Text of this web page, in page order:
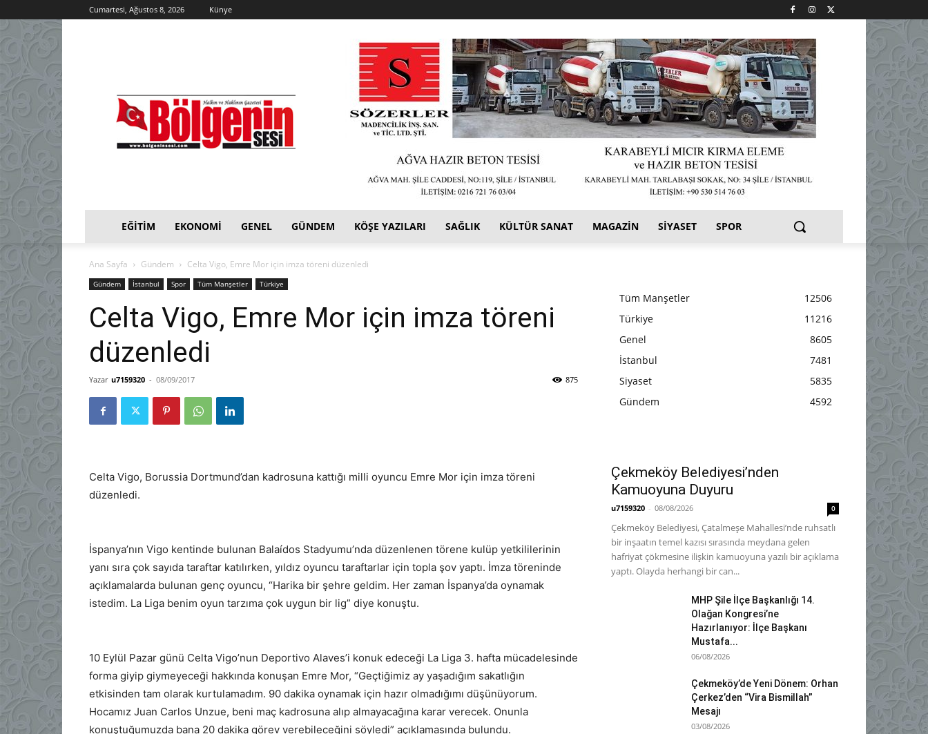
Cumartesi, Ağustos 8, 2026 Künye
EĞITIM EKONOMI GENEL GÜNDEM KÖŞE YAZILARI SAĞLIK KÜLTÜR SANAT MAGAZIN SIYASET SPOR
Ana Sayfa Gündem Celta Vigo, Emre Mor için imza töreni düzenledi
Gündem İstanbul Spor Tüm Manşetler Türkiye
Celta Vigo, Emre Mor için imza töreni
düzenledi
Yazar u7159320 - 08/09/2017 875
Celta Vigo, Borussia Dortmund’dan kadrosuna kattığı milli oyuncu Emre Mor için imza töreni
düzenledi.
İspanya’nın Vigo kentinde bulunan Balaídos Stadyumu’nda düzenlenen törene kulüp yetkililerinin
yanı sıra çok sayıda taraftar katılırken, yıldız oyuncu taraftarlar için topla şov yaptı. İmza töreninde
açıklamalarda bulunan genç oyuncu, “Harika bir şehre geldim. Her zaman İspanya’da oynamak
istedim. La Liga benim oyun tarzıma çok uygun bir lig” diye konuştu.
10 Eylül Pazar günü Celta Vigo’nun Deportivo Alaves’i konuk edeceği La Liga 3. hafta mücadelesinde
forma giyip giymeyeceği hakkında konuşan Emre Mor, “Geçtiğimiz ay yaşadığım sakatlığın
etkisinden tam olarak kurtulamadım. 90 dakika oynamak için hazır olmadığımı düşünüyorum.
Hocamız Juan Carlos Unzue, beni maç kadrosuna alıp almayacağına karar verecek. Onunla
konuştuğumuzda bana 20 dakika görev verebileceğini söyledi” açıklamasında bulundu.
Tüm Manşetler
12506
Türkiye
11216
Genel
8605
İstanbul
7481
Siyaset
5835
Gündem
4592
Çekmeköy Belediyesi’nden
Kamuoyuna Duyuru
u7159320 - 08/08/2026 0
Çekmeköy Belediyesi, Çatalmeşe Mahallesi’nde ruhsatlı
bir inşaatın temel kazısı sırasında meydana gelen
hafriyat çökmesine ilişkin kamuoyuna yazılı bir açıklama
yaptı. Olayda herhangi bir can...
MHP Şile İlçe Başkanlığı 14.
Olağan Kongresi’ne
Hazırlanıyor: İlçe Başkanı
Mustafa...
06/08/2026
Çekmeköy’de Yeni Dönem: Orhan
Çerkez’den “Vira Bismillah”
Mesajı
03/08/2026